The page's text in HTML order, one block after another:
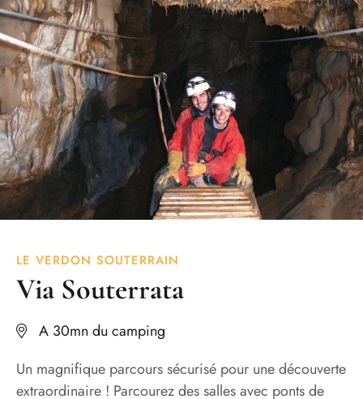
LE VERDON SOUTERRAIN
Via Souterrata
A 30mn du camping
Un magnifique parcours sécurisé pour une découverte
extraordinaire ! Parcourez des salles avec ponts de